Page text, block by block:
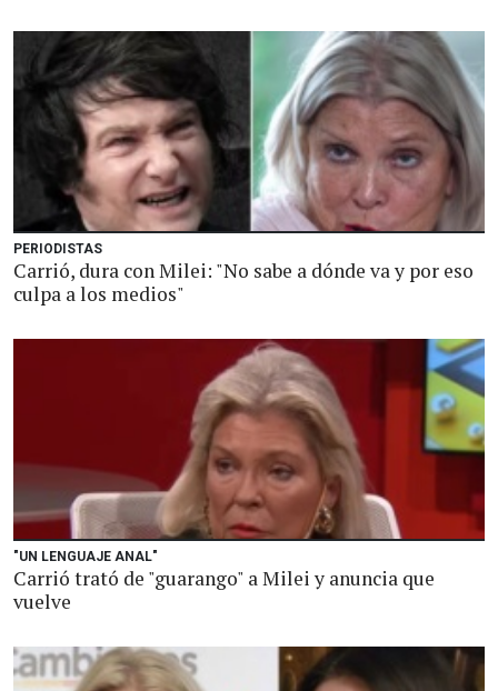
PERIODISTAS
Carrió, dura con Milei: "No sabe a dónde va y por eso
culpa a los medios"
"UN LENGUAJE ANAL"
Carrió trató de "guarango" a Milei y anuncia que
vuelve